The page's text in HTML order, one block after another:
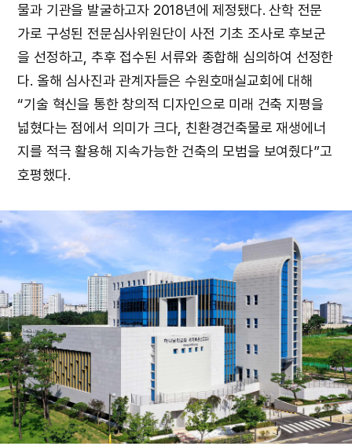
물과 기관을 발굴하고자 2018년에 제정됐다. 산학 전문
가로 구성된 전문심사위원단이 사전 기초 조사로 후보군
을 선정하고, 추후 접수된 서류와 종합해 심의하여 선정한
다. 올해 심사진과 관계자들은 수원호매실교회에 대해
“기술 혁신을 통한 창의적 디자인으로 미래 건축 지평을
넓혔다는 점에서 의미가 크다, 친환경건축물로 재생에너
지를 적극 활용해 지속가능한 건축의 모범을 보여줬다”고
호평했다.